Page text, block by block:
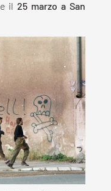
e il 25 marzo a San